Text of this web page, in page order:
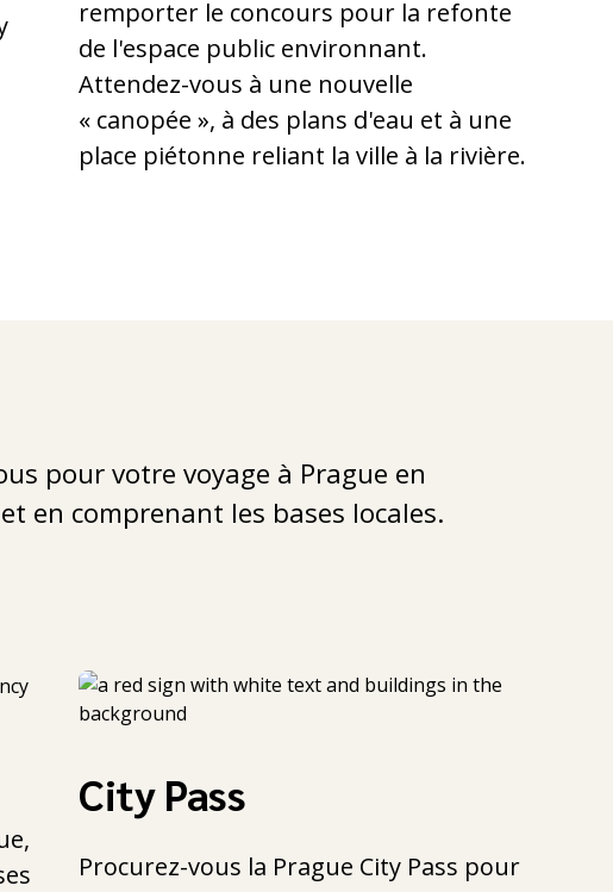
remporter le concours pour la refonte
de l'espace public environnant.
Attendez-vous à une nouvelle
« canopée », à des plans d'eau et à une
place piétonne reliant la ville à la rivière.
pour votre voyage à Prague en
en comprenant les bases locales.
City Pass
Procurez-vous la Prague City Pass pour